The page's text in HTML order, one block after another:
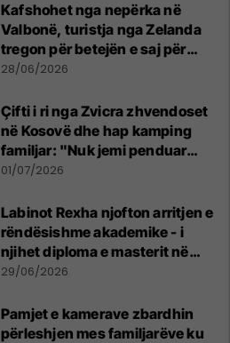
Kafshohet nga nepërka në
Valbonë, turistja nga Zelanda
tregon për betejën e saj për
mbijetesë
28/06/2026
Çifti i ri nga Zvicra zhvendoset
në Kosovë dhe hap kamping
familjar: "Nuk jemi penduar
asnjë ditë"
01/07/2026
Labinot Rexha njofton arritjen e
rëndësishme akademike - i
njihet diploma e masterit në
Psikologji në Zvicër
29/06/2026
Pamjet e kamerave zbardhin
përleshjen mes familjarëve ku